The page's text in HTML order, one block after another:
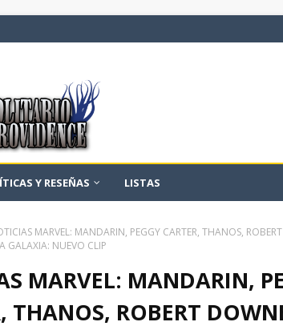
Y RESEÑAS LISTAS
MARVEL: MANDARIN, PEGGY CARTER, THANOS,
GALAXIA: NUEVO CLIP
MARVEL: MANDARIN,
THANOS, ROBERT